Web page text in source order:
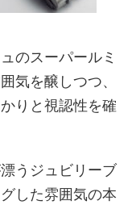
のスーパールミ
気を醸しつつ、
りと視認性を確
うジュビリーブ
した雰囲気の本